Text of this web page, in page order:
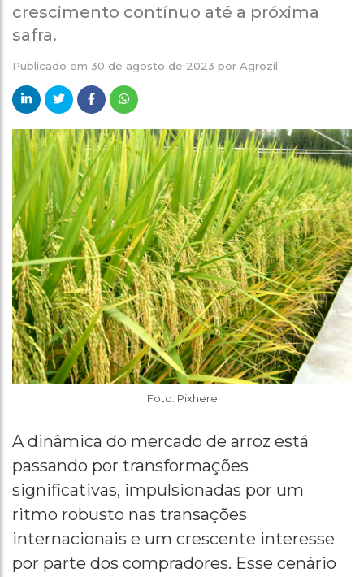
crescimento contínuo até a próxima
safra.
Publicado em 30 de agosto de 2023 por Agrozil
Foto: Pixhere
A dinâmica do mercado de arroz está
passando por transformações
significativas, impulsionadas por um
ritmo robusto nas transações
internacionais e um crescente interesse
por parte dos compradores. Esse cenário